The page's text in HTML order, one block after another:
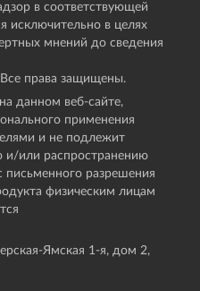
в соответствующей
исключительно в целях
мнений до сведения
права защищены.
данном веб-сайте,
применения
и не подлежит
и/или распространению
письменного разрешения
физическим лицам
Ямская 1-я, дом 2,